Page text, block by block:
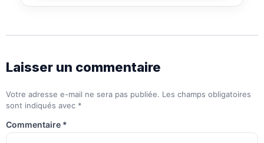
Laisser un commentaire
Votre adresse e-mail ne sera pas publiée. Les champs obligatoires
sont indiqués avec *
Commentaire *